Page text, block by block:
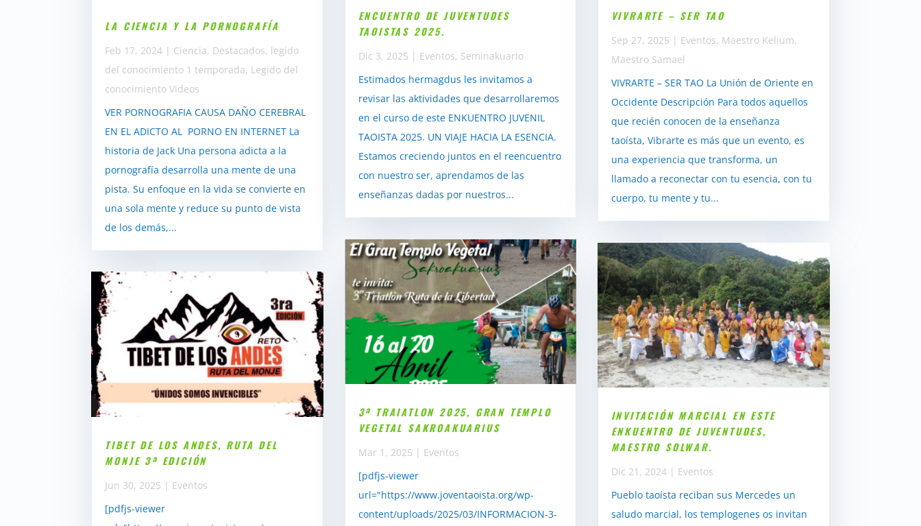
LA CIENCIA Y LA PORNOGRAFÍA
Feb 17, 2024 | Ciencia, Destacados, legido
del conocimiento 1 temporada, Legido del
conocimiento Videos
VER PORNOGRAFIA CAUSA DAÑO CEREBRAL
EN EL ADICTO AL PORNO EN INTERNET La
historia de Jack Una persona adicta a la
pornografía desarrolla una mente de una
pista. Su enfoque en la vida se convierte en
una sola mente y reduce su punto de vista
de los demás,...
TIBET DE LOS ANDES, RUTA DEL
MONJE 3ª EDICIÓN
Jun 30, 2025 | Eventos
[pdfjs-viewer
ENCUENTRO DE JUVENTUDES
TAOISTAS 2025.
Dic 3, 2025 | Eventos, Seminakuario
Estimados hermagdus les invitamos a
revisar las aktividades que desarrollaremos
en el curso de este ENKUENTRO JUVENIL
TAOISTA 2025. UN VIAJE HACIA LA ESENCIA.
Estamos creciendo juntos en el reencuentro
con nuestro ser, aprendamos de las
enseñanzas dadas por nuestros...
3ª TRAIATLON 2025, GRAN TEMPLO
VEGETAL SAKROAKUARIUS
Mar 1, 2025 | Eventos
[pdfjs-viewer
url="https://www.joventaoista.org/wp-
content/uploads/2025/03/INFORMACION-3-
VIVRARTE – SER TAO
Sep 27, 2025 | Eventos, Maestro Kelium,
Maestro Samael
VIVRARTE – SER TAO La Unión de Oriente en
Occidente Descripción Para todos aquellos
que recién conocen de la enseñanza
taoísta, Vibrarte es más que un evento, es
una experiencia que transforma, un
llamado a reconectar con tu esencia, con tu
cuerpo, tu mente y tu...
INVITACIÓN MARCIAL EN ESTE
ENKUENTRO DE JUVENTUDES,
MAESTRO SOLWAR.
Dic 21, 2024| Eventos
Pueblo taoísta reciban sus Mercedes un
saludo marcial, los templogenes os invitan